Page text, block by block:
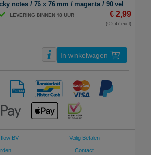
notes / 76 x 76 mm / magenta / 90 vel
LEVERING BINNEN 48 UUR € 2,99
(€ 2,47 excl)
In winkelwagen
BV Veilig Betalen
Contact